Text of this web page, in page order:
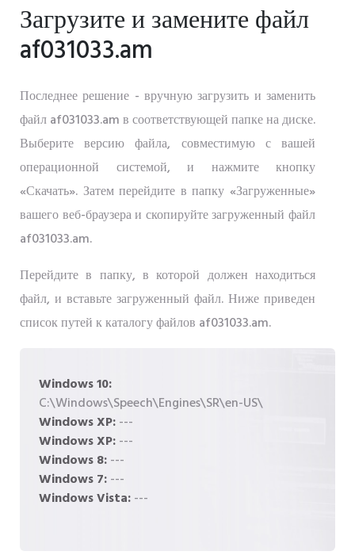
Загрузите и замените файл
af031033.am
Последнее решение - вручную загрузить и заменить
файл af031033.am в соответствующей папке на диске.
Выберите версию файла, совместимую с вашей
операционной системой, и нажмите кнопку
«Скачать». Затем перейдите в папку «Загруженные»
вашего веб-браузера и скопируйте загруженный файл
af031033.am.
Перейдите в папку, в которой должен находиться
файл, и вставьте загруженный файл. Ниже приведен
список путей к каталогу файлов af031033.am.
Windows 10:
C:\Windows\Speech\Engines\SR\en-US\
Windows XP:---
Windows XP:---
Windows 8:---
Windows 7:---
Windows Vista:---